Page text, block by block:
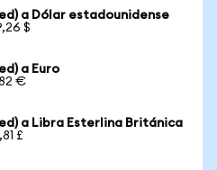
a Dólar estadounidense
$
a Euro
€
a Libra Esterlina Británica
£